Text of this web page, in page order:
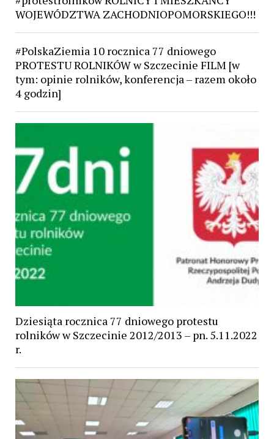
WOJEWÓDZTWA ZACHODNIOPOMORSKIEGO!!!
#PolskaZiemia 10 rocznica 77 dniowego
PROTESTU ROLNIKÓW w Szczecinie FILM [w
tym: opinie rolników, konferencja – razem około
4 godzin]
Dziesiąta rocznica 77 dniowego protestu
rolników w Szczecinie 2012/2013 – pn. 5.11.2022
r.